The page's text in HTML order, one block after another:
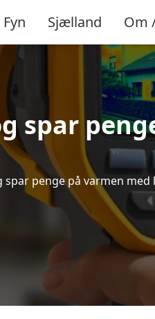
Fyn Sjælland Om
spar
penge på varmen med